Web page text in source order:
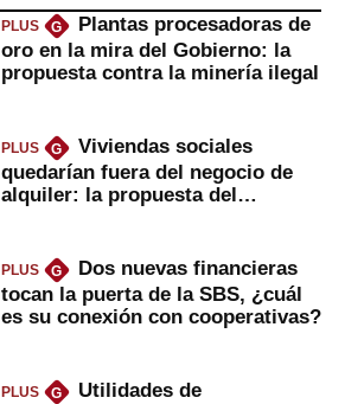
PLUS G
Plantas procesadoras de
oro en la mira del Gobierno: la
propuesta contra la minería ilegal
PLUS G
Viviendas sociales
quedarían fuera del negocio de
alquiler: la propuesta del
PLUS G
Dos nuevas financieras
tocan la puerta de la SBS, ¿cuál
es su conexión con cooperativas?
PLUS G
Utilidades de